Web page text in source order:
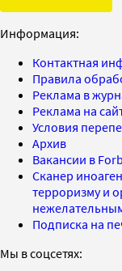
Информация:
Контактная
Правила
Реклама в
Реклама на
Условия
Архив
Вакансии в
Сканер
терроризму и
Подписка на
Мы в соцсетях: